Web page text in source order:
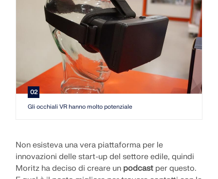
Geo-Zone Tool
Il servizio online Dlubal fornisce mappe delle zone
per la rapida determinazione dei carichi da neve,
delle velocità del vento e dei dati sismici.
VERIFICA DELLE ZONE DI CARICO
02
Gli occhiali VR hanno molto potenziale
Non esisteva una vera piattaforma per le
innovazioni delle start-up del settore edile, quindi
Moritz ha deciso di creare un podcast per questo.